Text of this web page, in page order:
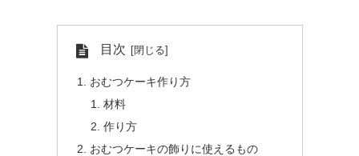
目次
おむつケーキ作り方
材料
作り方
おむつケーキの飾りに使えるもの